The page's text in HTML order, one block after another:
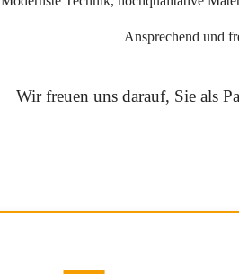
Ansprechend und
Wir freuen uns darauf, Sie als